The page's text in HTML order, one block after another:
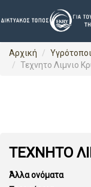
Αρχική Υγρότοποι
Τεχνητο Λιμνιο
ΤΕΧΝΗΤΟ
Άλλα ονόματα